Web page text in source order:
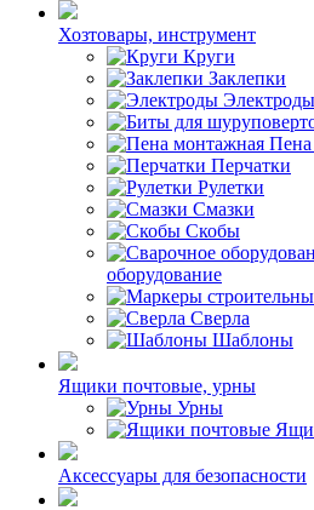
Хозтовары, инструмент
Круги
Заклепки
Электроды
Перчатки
Рулетки
Смазки
Скобы
оборудование
Сверла
Шаблоны
Ящики почтовые, урны
Урны
Аксессуары для безопасности